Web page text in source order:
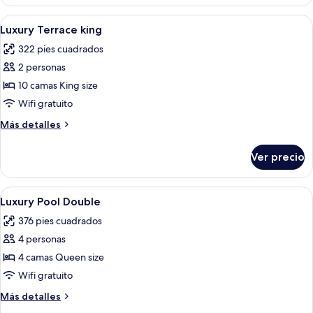
King
Abrir
todas
las
fotos
de
Luxury
Terrace
king
Un dormitorio moderno con una
8
Luxury Terrace king
322 pies cuadrados
2 personas
10 camas King size
Wifi gratuito
Más detalles
Más
Terrace
king
Ver precio
Abrir
todas
las
fotos
de
Luxury
Pool
Double
Habitación de hotel con cama,
11
Luxury Pool Double
376 pies cuadrados
4 personas
4 camas Queen size
Wifi gratuito
Más detalles
Más